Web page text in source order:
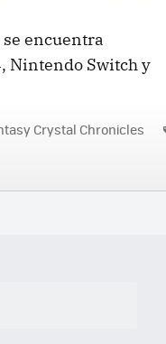
se encuentra
Nintendo Switch y
Crystal Chronicles